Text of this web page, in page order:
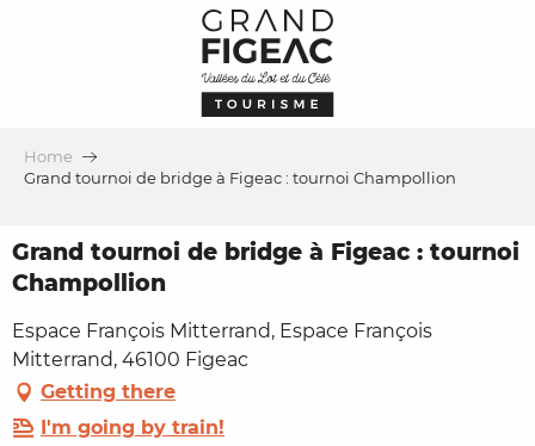
Home
Grand tournoi de bridge à Figeac : tournoi Champollion
Grand tournoi de bridge à Figeac : tournoi
Champollion
Espace François Mitterrand, Espace François
Mitterrand, 46100 Figeac
Getting there
I'm going by train!